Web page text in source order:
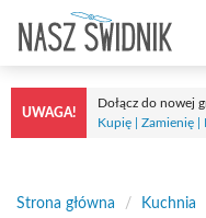
treści
UWAGA!
Dołącz do nowej
Kupię | Zamienię |
Strona główna / Kuchnia